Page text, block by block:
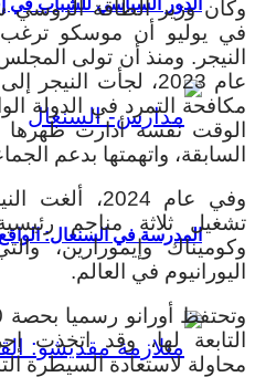
الدور السياسي للشباب في
المدرسة في السنغال:
وكان وزير الطاقة
في يوليو أن موسكو ترغب
النيجر. ومنذ أن تولى
عام 2023، لجأت
مكافحة التمرد في الدولة
الوقت نفسه أدارت ظهرها
السابقة، واتهمتها بدعم
وفي عام
تشغيل ثلاثة مناجم
وكوميناك وإيمورارين،
اليورانيوم في العالم.
التابعة لها، وقد اتخذت
محاولة لاستعادة السيطرة